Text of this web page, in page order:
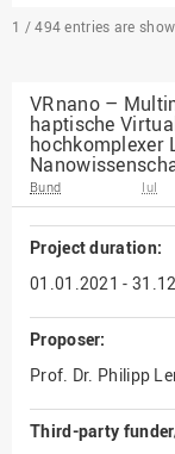
1 / 494 entries are
VRnano –
haptische
hochkomplexer
Bund IuI
Project duration:
01.01.2021 -
Proposer:
Prof. Dr. Philipp
Third-party